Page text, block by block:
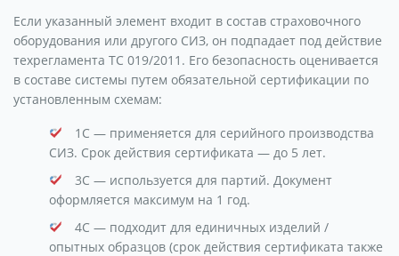
Если указанный элемент входит в состав страховочного
оборудования или другого СИЗ, он подпадает под действие
техрегламента ТС 019/2011. Его безопасность оценивается
в составе системы путем обязательной сертификации по
установленным схемам:
1С — применяется для серийного производства
СИЗ. Срок действия сертификата — до 5 лет.
3С — используется для партий. Документ
оформляется максимум на 1 год.
4С — подходит для единичных изделий /
опытных образцов (срок действия сертификата также